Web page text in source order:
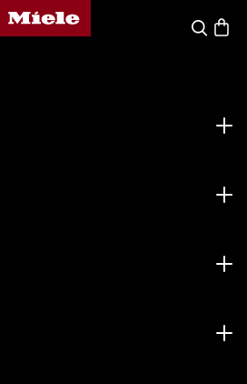
Miele-Homepage
Suche